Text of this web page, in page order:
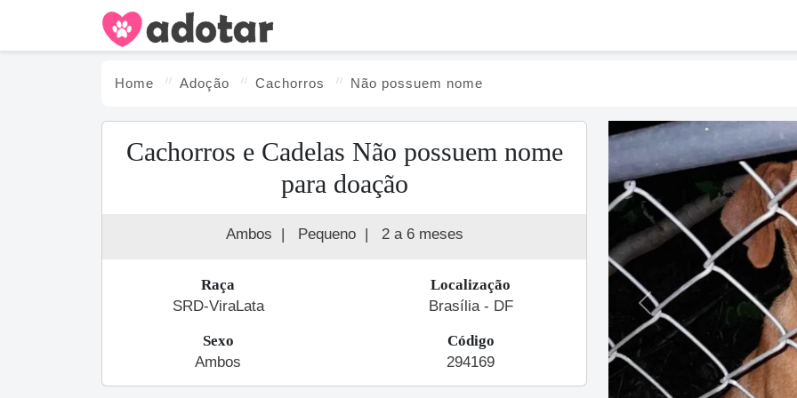
Home Adoção Cachorros Não possuem nome
Cachorros e Cadelas Não possuem nome
para doação
Ambos | Pequeno | 2 a 6 meses
Raça
SRD-ViraLata
Localização
Brasília - DF
Sexo
Ambos
Código
294169
Previous